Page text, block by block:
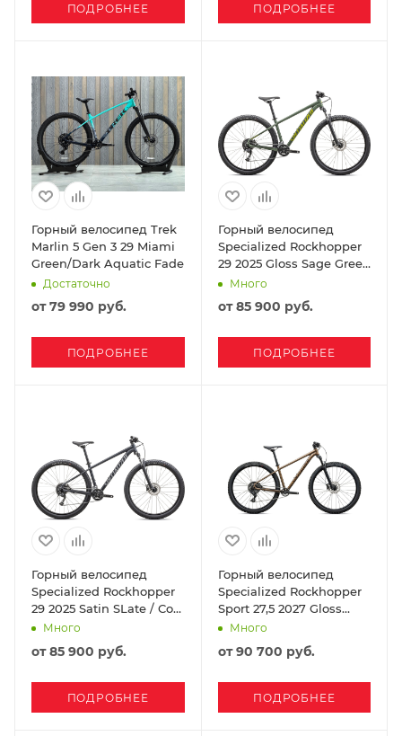
ПОДРОБНЕЕ ПОДРОБНЕЕ
Горный велосипед Trek
Marlin 5 Gen 3 29 Miami
Green/Dark Aquatic Fade
Достаточно
от79 990 руб.
ПОДРОБНЕЕ
Горный велосипед
Specialized Rockhopper
29 2025 Gloss Sage Green
/ Olive Green
Много
от85 900 руб.
ПОДРОБНЕЕ
Горный велосипед
Specialized Rockhopper
29 2025 Satin SLate / Cool
GreyМного
от85 900 руб.
ПОДРОБНЕЕ
Горный велосипед
Specialized Rockhopper
Sport 27,5 2027 Gloss
Burnt Gold Metallic /
Stallion Metallic
Много
от90 700 руб.
ПОДРОБНЕЕ